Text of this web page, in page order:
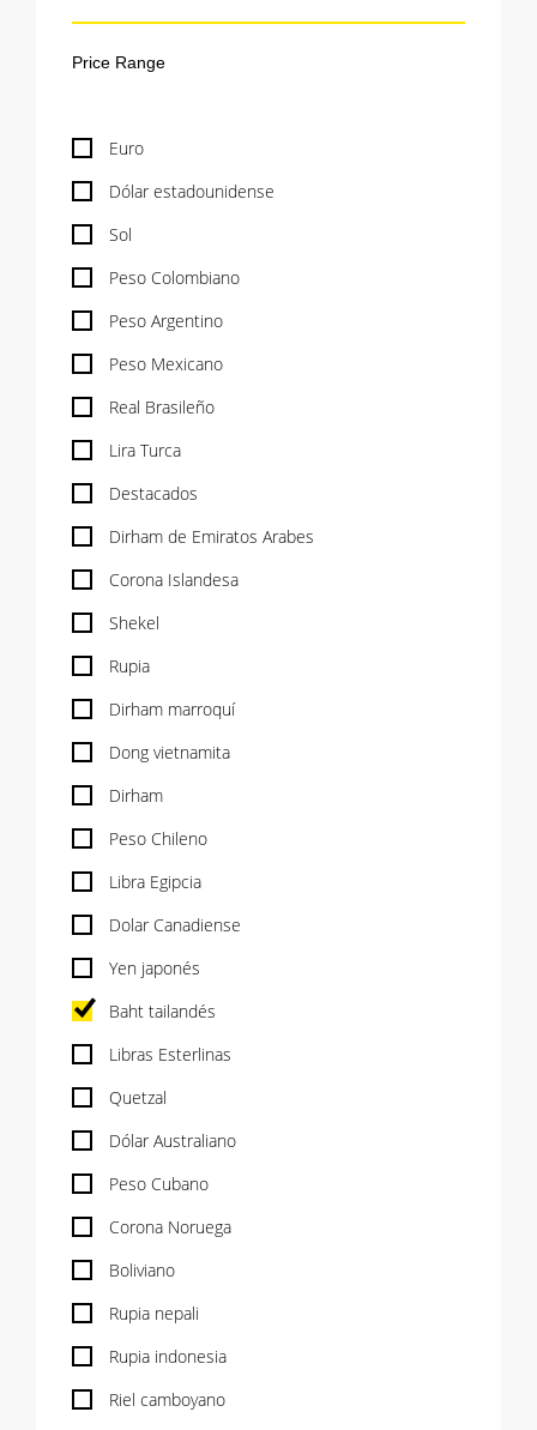
Euro
Dólar estadounidense
Sol
Peso Colombiano
Peso Argentino
Peso Mexicano
Real Brasileño
Lira Turca
Destacados
Dirham de Emiratos Arabes
Corona Islandesa
Shekel
Rupia
Dirham marroquí
Dong vietnamita
Dirham
Peso Chileno
Libra Egipcia
Dolar Canadiense
Yen japonés
Baht tailandés
Libras Esterlinas
Quetzal
Dólar Australiano
Peso Cubano
Corona Noruega
Boliviano
Rupia nepali
Rupia indonesia
Riel camboyano